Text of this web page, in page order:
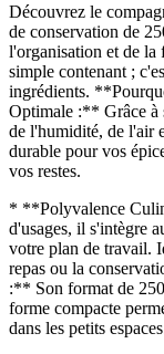
Découvrez le
de conservation de
l'organisation et de la
simple contenant ;
ingrédients.
Optimale :** Grâce à
de l'humidité, de l'air
durable pour vos
vos restes.
* **Polyvalence
d'usages, il s'intègre
votre plan de travail.
repas ou la
:** Son format de
forme compacte
dans les petits